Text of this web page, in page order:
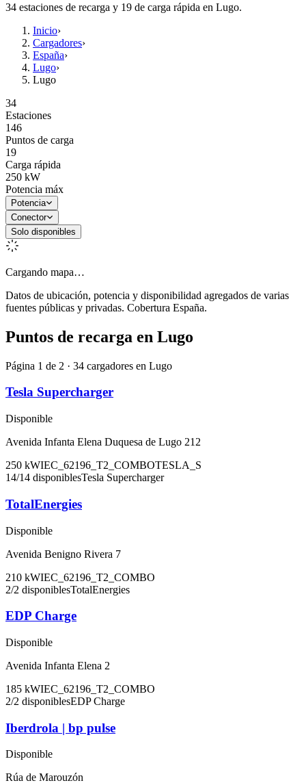
34 estaciones de recarga y 19 de carga rápida en Lugo.
Inicio›
Cargadores›
España›
Lugo›
Lugo
34
Estaciones
146
Puntos de carga
19
Carga rápida
250 kW
Potencia máx
Potencia
Conector
Solo disponibles
Cargando mapa…
Datos de ubicación, potencia y disponibilidad agregados de varias
fuentes públicas y privadas. Cobertura España.
Puntos de recarga en Lugo
Página 1 de 2 · 34 cargadores en Lugo
Tesla Supercharger
Disponible
Avenida Infanta Elena Duquesa de Lugo 212
250 kWIEC_62196_T2_COMBOTESLA_S
14/14 disponiblesTesla Supercharger
TotalEnergies
Disponible
Avenida Benigno Rivera 7
210 kWIEC_62196_T2_COMBO
2/2 disponiblesTotalEnergies
EDP Charge
Disponible
Avenida Infanta Elena 2
185 kWIEC_62196_T2_COMBO
2/2 disponiblesEDP Charge
Iberdrola | bp pulse
Disponible
Rúa de Marouzón